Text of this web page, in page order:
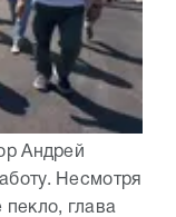
Андрей
Несмотря
глава